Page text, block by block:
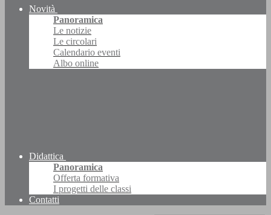
Novità
Panoramica
Le notizie
Le circolari
Calendario eventi
Albo online
Didattica
Panoramica
Offerta formativa
I progetti delle classi
Contatti